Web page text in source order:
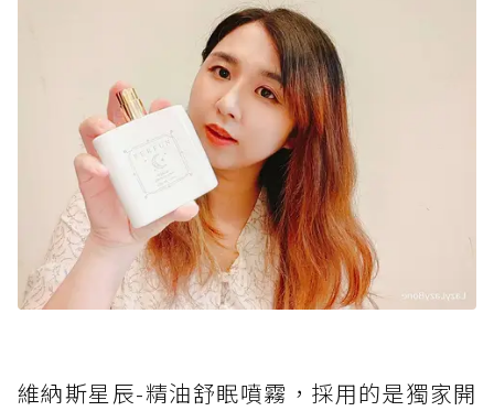
維納斯星辰-精油舒眠噴霧，採用的是獨家開